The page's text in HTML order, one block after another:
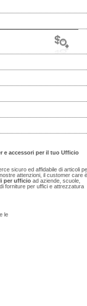
e accessori per il tuo Ufficio
sicuro ed affidabile di articoli
attenzioni, il customer care è
per ufficioad aziende, scuole,
forniture per uffici e attrezzatura
le